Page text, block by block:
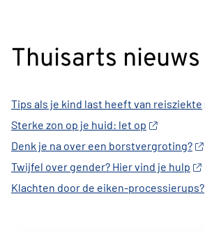
Thuisarts nieuws
Tips als je kind last heeft van reisziekte
Sterke zon op je huid: let op
Denk je na over een borstvergroting?
Twijfel over gender? Hier vind je hulp
Klachten door de eiken-processierups?